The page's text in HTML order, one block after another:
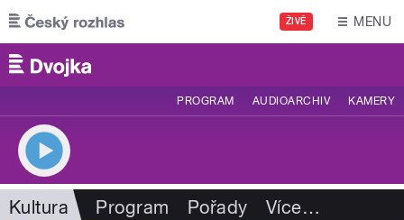
Přejít k hlavnímu obsahu
ŽIVĚ MENU
PROGRAM AUDIOARCHIV KAMERY
Kultura Program Pořady Více…